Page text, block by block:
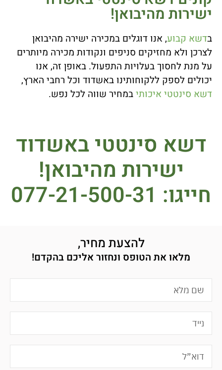
ישירות מהיבואן!
בדשא קבוע, אנו דוגלים במכירה ישירה מהיבואן
לצרכן ולא מחזיקים סניפים ונקודות מכירה מיותרים
על מנת לחסוך בעלויות התפעול. באופן זה, אנו
יכולים לספק ללקוחותינו באשדוד וכל רחבי הארץ,
דשא סינטטי איכותיבמחיר שווה לכל נפש.
דשא סינטטי באשדוד
ישירות מהיבואן!
חייגו: 077-21-500-31
להצעת מחיר,
מלאו את הטופס ונחזור אליכם בהקדם!